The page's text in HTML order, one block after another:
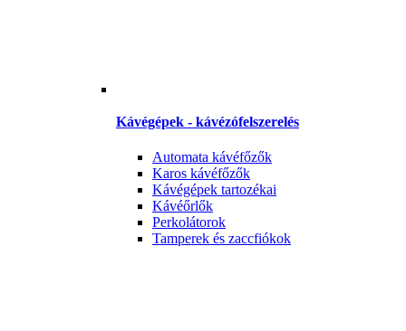
Kávégépek - kávézófelszerelés
Automata kávéfőzők
Karos kávéfőzők
Kávégépek tartozékai
Kávéőrlők
Perkolátorok
Tamperek és zaccfiókok